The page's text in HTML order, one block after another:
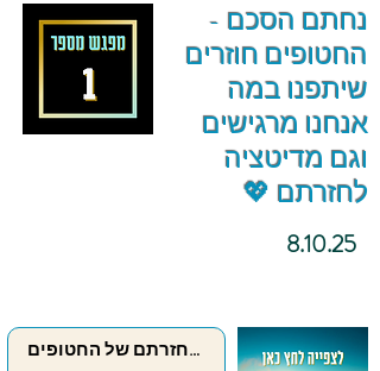
נחתם הסכם -
החטופים חוזרים
שיתפנו במה
אנחנו מרגישים
וגם מדיטציה
לחזרתם 💖
8.10.25
מדיטציה לחזרתם של החטופים